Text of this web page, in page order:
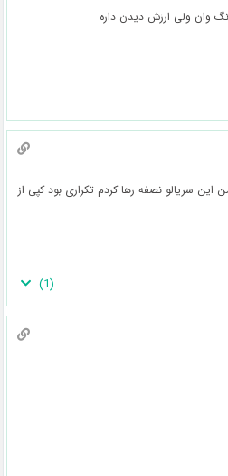
وان ولی ارزش دیدن داره
این سریالو نصفه رها کردم تکراری بود کپی از
(
1
)